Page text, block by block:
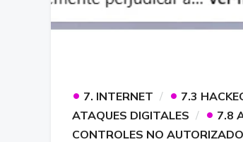
• 7. INTERNET • 7.3
ATAQUES DIGITALES
• 7.8
CONTROLES NO